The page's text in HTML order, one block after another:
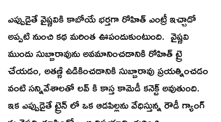
ఎప్పుడైతే వైష్ణవికి కాబోయే భర్తగా రోహిత్ ఎంట్రీ ఇచ్చాడో
అప్పటి నుంచి కథ మరింత ఊపందుకుంటుంది. వైష్ణవి
ముందు సుబ్బారావును అవమానించడానికి రోహిత్ ట్రై
చేయడం, అతణ్ణి ఉడికించడానికి సుబ్బారావు ప్రయత్నించడం
వంటి సన్నివేశాలతో లవ్ కి కాస్త కామెడీ కనెక్ట్ అవుతుంది.
ఇక ఎప్పుడైతే ట్రైన్ లో ఒక ఆడపిల్లను వేధిస్తున్న రౌడీ గ్యాంగ్